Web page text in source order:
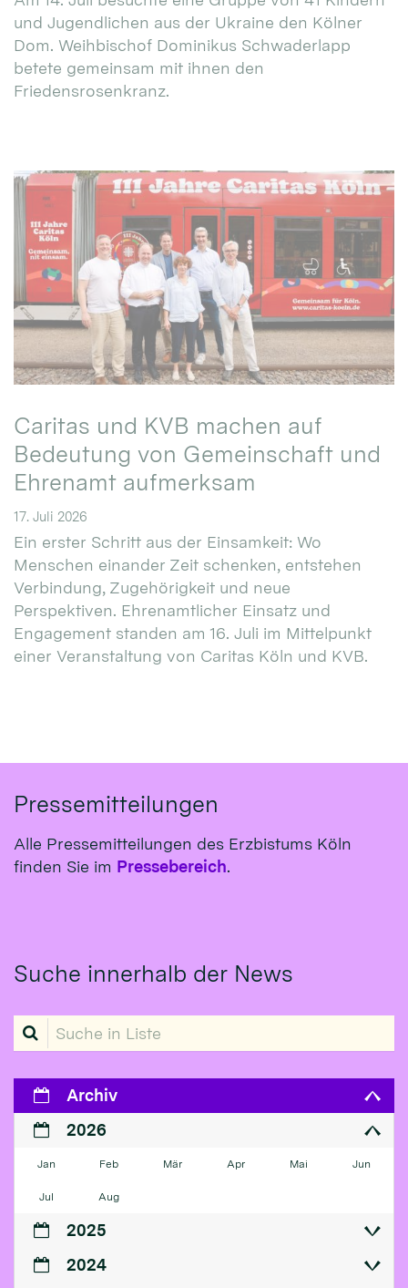
und Jugendlichen aus der Ukraine den Kölner
Dom. Weihbischof Dominikus Schwaderlapp
betete gemeinsam mit ihnen den
Friedensrosenkranz.
Caritas und KVB machen auf
Bedeutung von Gemeinschaft und
Ehrenamt aufmerksam
17. Juli 2026
Ein erster Schritt aus der Einsamkeit: Wo
Menschen einander Zeit schenken, entstehen
Verbindung, Zugehörigkeit und neue
Perspektiven. Ehrenamtlicher Einsatz und
Engagement standen am 16. Juli im Mittelpunkt
einer Veranstaltung von Caritas Köln und KVB.
Pressemitteilungen
Alle Pressemitteilungen des Erzbistums Köln
finden Sie im Pressebereich.
Suche innerhalb der News
Suche in Liste
Archiv
2026
Jan Feb Mär Apr Mai Jun
Jul Aug
2025
2024